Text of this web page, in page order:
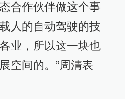
合作伙伴做这个事
人的自动驾驶的技
业，所以这一块也
空间的。”周清表